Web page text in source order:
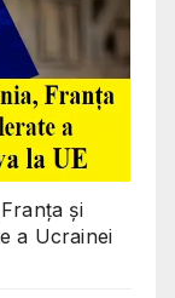
și
a Ucrainei